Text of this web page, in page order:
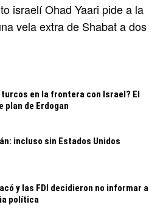
israelí Ohad Yaari pide a la
vela extra de Shabat a dos
turcos en la frontera con Israel? El
plan de Erdogan
incluso sin Estados Unidos
y las FDI decidieron no informar a
política